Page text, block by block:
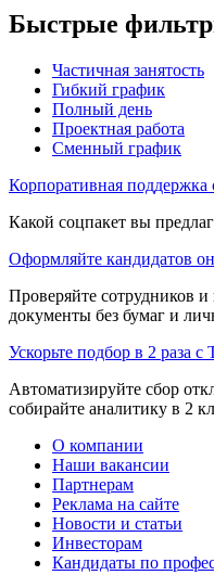
Быстрые
Частичная занятость
Гибкий график
Полный день
Проектная работа
Сменный график
Корпоративная поддержка
Какой соцпакет вы
Оформляйте кандидатов
Проверяйте сотрудников
документы без бумаг и
Ускорьте подбор в 2 раза с
Автоматизируйте сбор
собирайте аналитику в 2
О компании
Наши вакансии
Партнерам
Реклама на сайте
Новости и статьи
Инвесторам
Кандидаты по